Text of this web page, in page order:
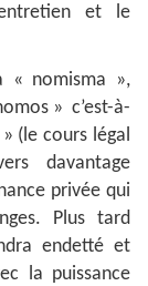
et le
« nomisma »,
» c’est-à-
(le cours légal
davantage
privée qui
Plus tard
endetté et
la puissance